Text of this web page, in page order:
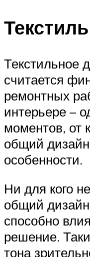
Текстиль
Текстильное
считается
ремонтных
интерьере –
моментов, от
общий
особенности.
Ни для кого
общий
способно
решение.
тона